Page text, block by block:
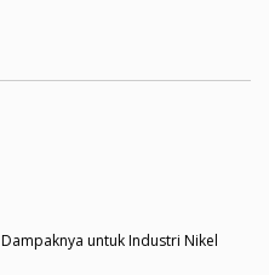
untuk Industri Nikel